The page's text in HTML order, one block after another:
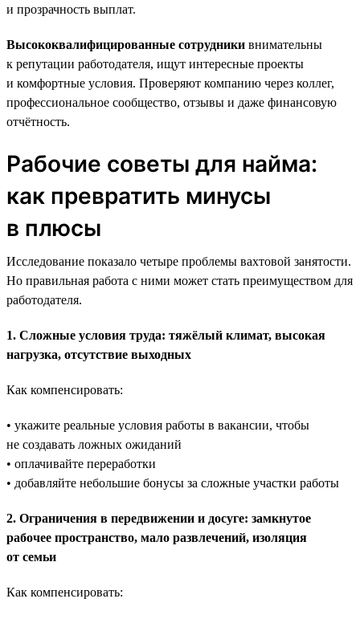
и прозрачность выплат.
Высококвалифицированные сотрудники внимательны
к репутации работодателя, ищут интересные проекты
и комфортные условия. Проверяют компанию через коллег,
профессиональное сообщество, отзывы и даже финансовую
отчётность.
Рабочие советы для найма:
как превратить минусы
в плюсы
Исследование показало четыре проблемы вахтовой занятости.
Но правильная работа с ними может стать преимуществом для
работодателя.
1. Сложные условия труда: тяжёлый климат, высокая
нагрузка, отсутствие выходных
Как компенсировать:
• укажите реальные условия работы в вакансии, чтобы
не создавать ложных ожиданий
• оплачивайте переработки
• добавляйте небольшие бонусы за сложные участки работы
2. Ограничения в передвижении и досуге: замкнутое
рабочее пространство, мало развлечений, изоляция
от семьи
Как компенсировать: